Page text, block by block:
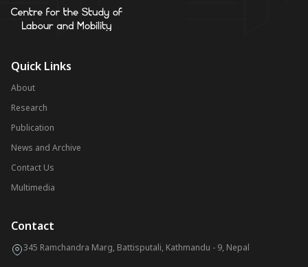
Quick Links
About
Research
Publication
News and Archive
Contact Us
Multimedia
Contact
345 Ramchandra Marg, Battisputali, Kathmandu - 9, Nepal